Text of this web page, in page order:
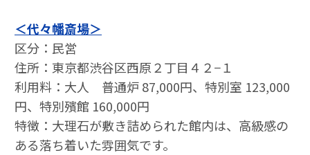
＜代々幡斎場＞
区分：民営
住所：東京都渋谷区西原２丁目４２−１
利⽤料：大人 普通炉 87,000円、特別室 123,000
円、特別殯館 160,000円
特徴：大理石が敷き詰められた館内は、高級感の
ある落ち着いた雰囲気です。